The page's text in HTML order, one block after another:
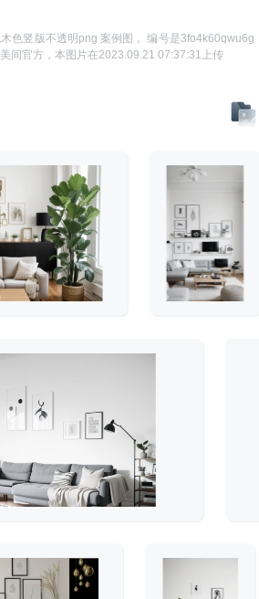
色竖版不透明png 案例图 ， 编号是3fo4k60qwu6g
美间官方 ，本图片在2023.09.21 07:37:31 上传